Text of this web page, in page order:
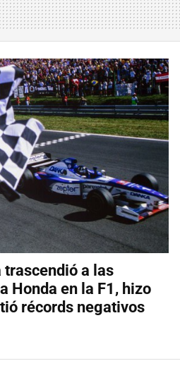
trascendió a las
Honda en la F1, hizo
récords negativos